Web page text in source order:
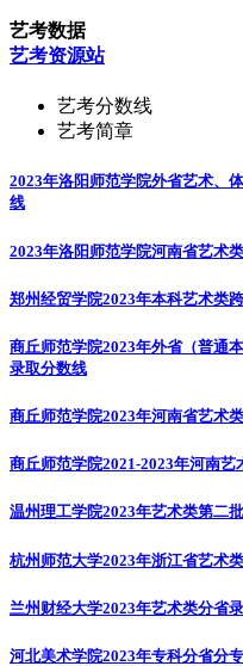
艺考数据
艺考资源站
艺考分数线
艺考简章
2023年洛阳师范学院外省艺术、
线
2023年洛阳师范学院河南省艺术
郑州经贸学院2023年本科艺术类
商丘师范学院2023年外省（普通
录取分数线
商丘师范学院2023年河南省艺术
商丘师范学院2021-2023年河南艺
温州理工学院2023年艺术类第二
杭州师范大学2023年浙江省艺术
兰州财经大学2023年艺术类分省
河北美术学院2023年专科分省分